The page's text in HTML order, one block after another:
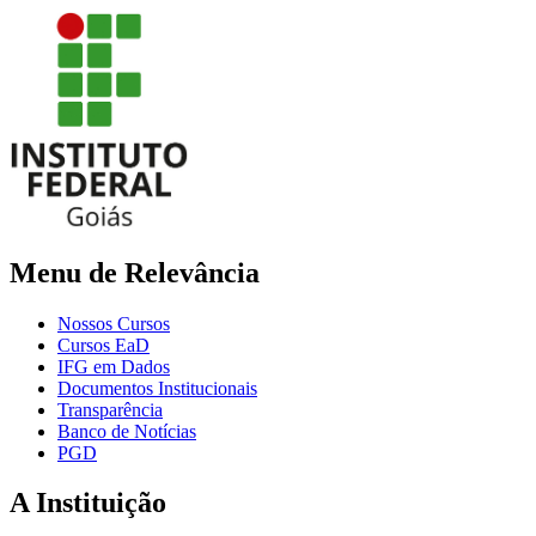
Menu de Relevância
Nossos Cursos
Cursos EaD
IFG em Dados
Documentos Institucionais
Transparência
Banco de Notícias
PGD
A Instituição